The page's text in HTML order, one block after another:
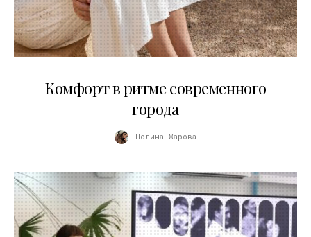
Комфорт в ритме современного
города
Полина Жарова